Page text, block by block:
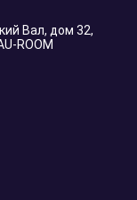
Вал, дом 32,
ROOM